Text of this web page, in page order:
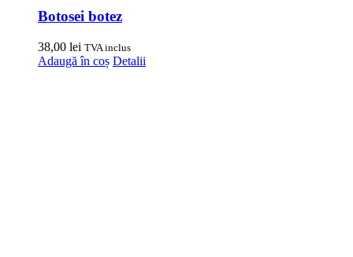
Botosei botez
38,00 lei TVA inclus
Adaugă în coș Detalii